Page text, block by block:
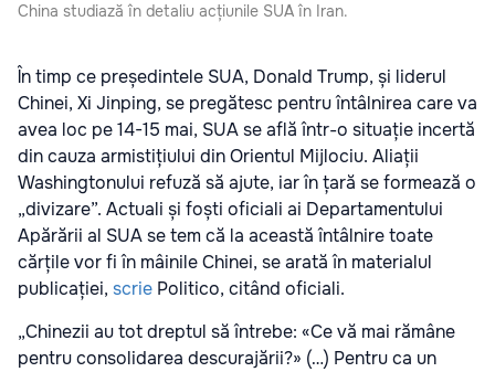
China studiază în detaliu acțiunile SUA în Iran.
În timp ce președintele SUA, Donald Trump, și liderul
Chinei, Xi Jinping, se pregătesc pentru întâlnirea care va
avea loc pe 14-15 mai, SUA se află într-o situație incertă
din cauza armistițiului din Orientul Mijlociu. Aliații
Washingtonului refuză să ajute, iar în țară se formează o
„divizare”. Actuali și foști oficiali ai Departamentului
Apărării al SUA se tem că la această întâlnire toate
cărțile vor fi în mâinile Chinei, se arată în materialul
publicației, scrie Politico, citând oficiali.
„Chinezii au tot dreptul să întrebe: «Ce vă mai rămâne
pentru consolidarea descurajării?» (…) Pentru ca un